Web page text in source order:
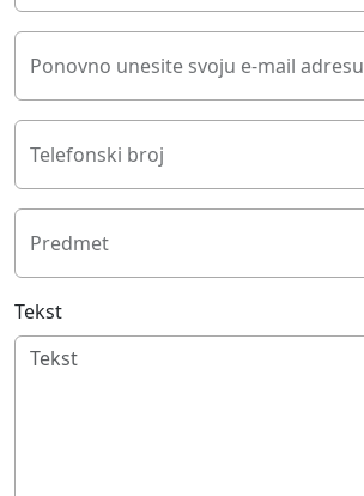
Ponovno unesite svoju e-mail adresu
Telefonski broj
Predmet
Tekst